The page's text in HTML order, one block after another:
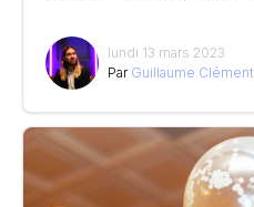
lundi 13 mars 2023
Par Guillaume Clément